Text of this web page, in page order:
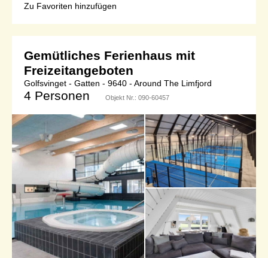
Zu Favoriten hinzufügen
Gemütliches Ferienhaus mit
Freizeitangeboten
Golfsvinget - Gatten - 9640 - Around The Limfjord
4 Personen Objekt Nr.: 090-60457